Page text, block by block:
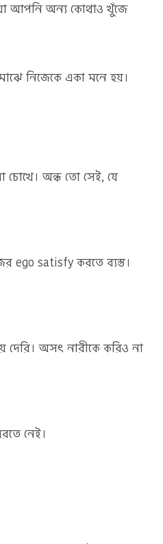
আপনি অন্য কোথাও খুঁজে
নিজেকে একা মনে হয়।
চোখে। অন্ধ তো সেই, যে
satisfy করতে ব্যস্ত।
দেরি। অসৎ নারীকে করিও না
নেই।